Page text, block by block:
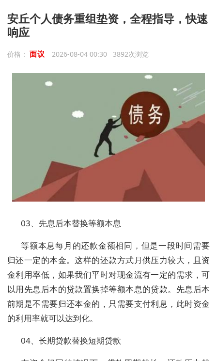
安丘个人债务重组垫资，全程指导，快速
响应
价格： 面议 2026-08-04 00:30 3892次浏览
03、先息后本替换等额本息
等额本息每月的还款金额相同，但是一段时间需要
归还一定的本金。这样的还款方式月供压力较大，且资
金利用率低，如果我们平时对现金流有一定的需求，可
以用先息后本的贷款置换掉等额本息的贷款。先息后本
前期是不需要归还本金的，只需要支付利息，此时资金
的利用率就可以达到化。
04、长期贷款替换短期贷款